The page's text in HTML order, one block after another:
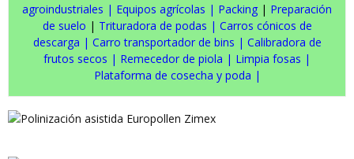
agroindustriales | Equipos agrícolas | Packing | Preparación
de suelo | Trituradora de podas | Carros cónicos de
descarga | Carro transportador de bins | Calibradora de
frutos secos | Remecedor de piola | Limpia fosas |
Plataforma de cosecha y poda |